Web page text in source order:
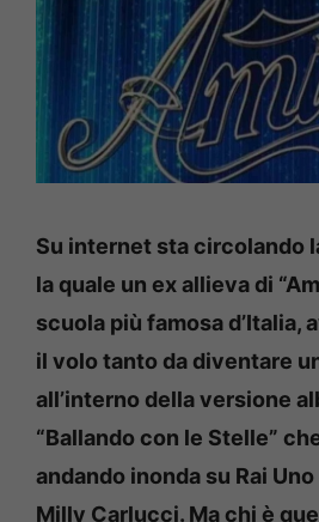
Su internet sta circolando
la quale un ex allieva di
scuola più famosa d’Italia,
il volo tanto da diventare
all’interno della versione
“Ballando con le Stelle”
andando inonda su Rai
Milly Carlucci. Ma chi è